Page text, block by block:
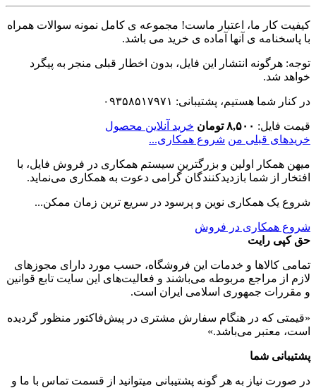
کیفیت کار ما، اعتبار ماست! مجموعه ی کامل نمونه سوالات همراه
با پاسخنامه ی آنها آماده ی خرید می باشد.
توجه: هرگونه انتشار این فایل، بدون اخطار قبلی منجر به پیگرد
خواهد شد.
در کنار شما هستیم، پشتیبانی: ۰۹۳۵۸۵۱۷۹۷۱
قیمت فایل: ۸,۵۰۰ تومان
خرید آنلاین محصول
خریدهای قبلی من شروع همکاری...
میهن همکار اولین و بزرگترین سیستم همکاری در فروش فایل، با
افتخار از شما بازدیدکنندگان گرامی دعوت به همکاری می‌نماید.
شروع یک همکاری نوین و پرسود در سریع ترین زمان ممکن...
شروع همکاری در فروش
حق کپی رایت
تمامی كالاها و خدمات اين فروشگاه، حسب مورد دارای مجوزهای
لازم از مراجع مربوطه می‌باشند و فعاليت‌های اين سايت تابع قوانين
و مقررات جمهوری اسلامی ايران است.
«قیمتی که در هنگام سفارش مشتری در پیش‌­فاکتور منظور گرديده
است، معتبر می‌باشد.»
پشتیبانی شما
در صورت نیاز به هر گونه پشتیبانی میتوانید از قسمت تماس با ما و